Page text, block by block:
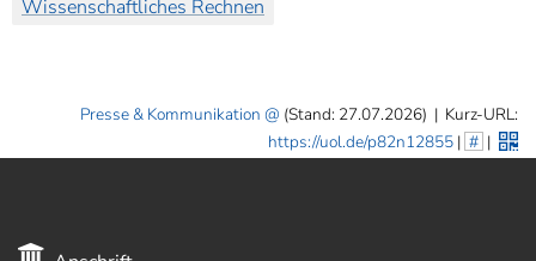
Wissenschaftliches Rechnen
Presse & Kommunikation (Stand: 27.07.2026) | Kurz-URL:
https://uol.de/p82n12855| # |